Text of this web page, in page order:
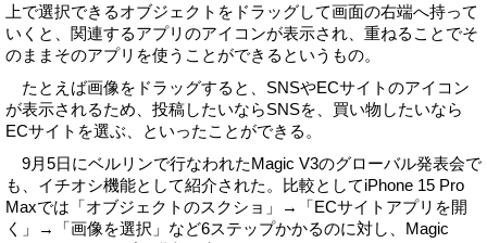
上で選択できるオブジェクトをドラッグして画面の右端へ持って
いくと、関連するアプリのアイコンが表示され、重ねることでそ
のままそのアプリを使うことができるというもの。
たとえば画像をドラッグすると、SNSやECサイトのアイコン
が表示されるため、投稿したいならSNSを、買い物したいなら
ECサイトを選ぶ、といったことができる。
9月5日にベルリンで行なわれたMagic V3のグローバル発表会で
も、イチオシ機能として紹介された。比較としてiPhone 15 Pro
Maxでは「オブジェクトのスクショ」→「ECサイトアプリを開
く」→「画像を選択」など6ステップかかるのに対し、Magic